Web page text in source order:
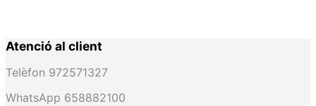
Atenció al client
Telèfon 972571327
WhatsApp 658882100